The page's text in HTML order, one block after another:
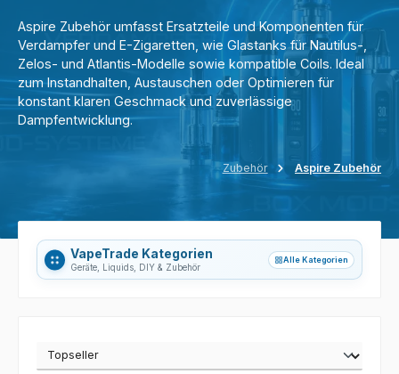
Aspire Zubehör umfasst Ersatzteile und Komponenten für
Verdampfer und E-Zigaretten, wie Glastanks für Nautilus-,
Zelos- und Atlantis-Modelle sowie kompatible Coils. Ideal
zum Instandhalten, Austauschen oder Optimieren für
konstant klaren Geschmack und zuverlässige
Dampfentwicklung.
Zubehör Aspire Zubehör
VapeTrade Kategorien
Geräte, Liquids, DIY & Zubehör
grid_viewAlle Kategorien